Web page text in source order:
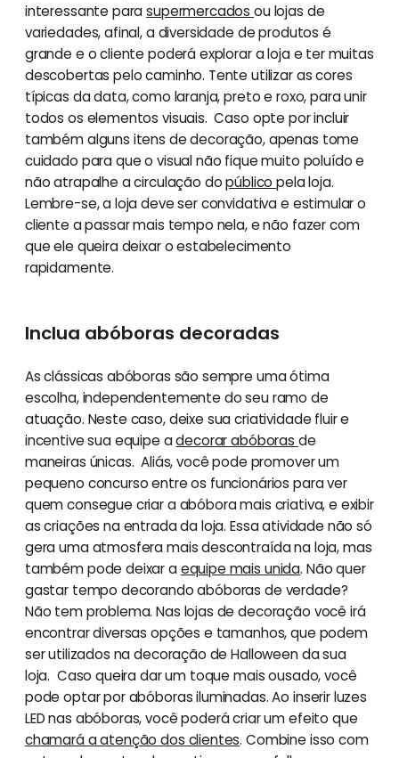
interessante parasupermercadosou lojas de
variedades, afinal, a diversidade de produtos é
grande e o cliente poderá explorar a loja e ter muitas
descobertas pelo caminho. Tente utilizar as cores
típicas da data, como laranja, preto e roxo, para unir
todos os elementos visuais. Caso opte por incluir
também alguns itens de decoração, apenas tome
cuidado para que o visual não fique muito poluído e
não atrapalhe a circulação dopúblicopela loja.
Lembre-se, a loja deve ser convidativa e estimular o
cliente a passar mais tempo nela, e não fazer com
que ele queira deixar o estabelecimento
rapidamente.
Inclua abóboras decoradas
As clássicas abóboras são sempre uma ótima
escolha, independentemente do seu ramo de
atuação. Neste caso, deixe sua criatividade fluir e
incentive sua equipe adecorar abóboras de
maneiras únicas. Aliás, você pode promover um
pequeno concurso entre os funcionários para ver
quem consegue criar a abóbora mais criativa, e exibir
as criações na entrada da loja. Essa atividade não só
gera uma atmosfera mais descontraída na loja, mas
também pode deixar aequipe mais unida. Não quer
gastar tempo decorando abóboras de verdade?
Não tem problema. Nas lojas de decoração você irá
encontrar diversas opções e tamanhos, que podem
ser utilizados na decoração de Halloween da sua
loja. Caso queira dar um toque mais ousado, você
pode optar por abóboras iluminadas. Ao inserir luzes
LED nas abóboras, você poderá criar um efeito que
chamará a atenção dos clientes. Combine isso com